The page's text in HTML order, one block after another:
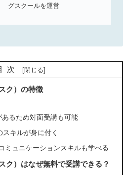
グスクールを運営
次
ク）の特徴
るため対面受講も可能
キルが身に付く
ミュニケーションスキルも学べる
ク）はなぜ無料で受講できる？